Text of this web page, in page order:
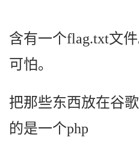
含有一个flag.txt文
可怕。
把那些东西放在谷
的是一个php